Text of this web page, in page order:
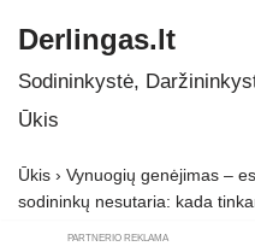
Skip
to
Derlingas.lt
Sodininkystė,
Ūkis
Ūkis › Vynuogių genėjimas –
sodininkų nesutaria: kada
PARTNERIO REKLAMA